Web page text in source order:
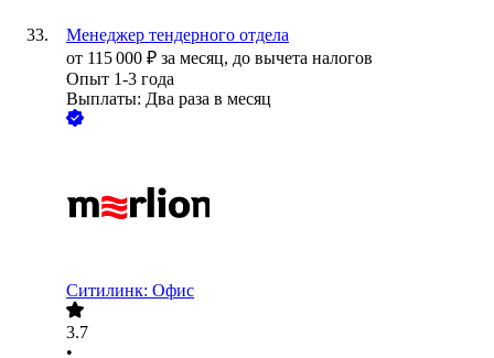
Менеджер тендерного отдела
от 115 000 ₽ за месяц, до вычета налогов
Опыт 1-3 года
Выплаты: Два раза в месяц
Ситилинк: Офис
3.7
•